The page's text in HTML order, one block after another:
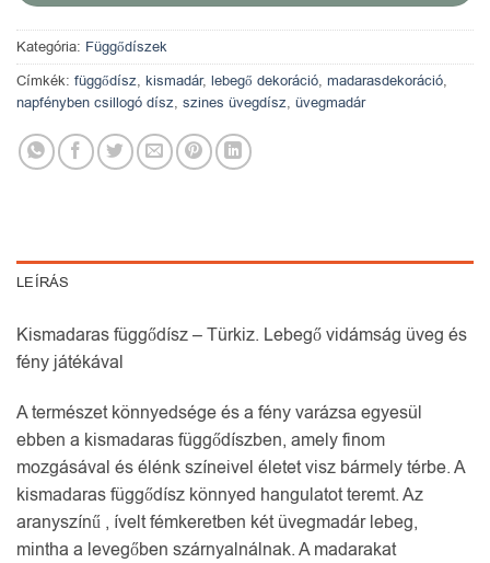
Kategória: Függődíszek
Címkék: függődísz, kismadár, lebegő dekoráció, madarasdekoráció,
napfényben csillogó dísz, szines üvegdísz, üvegmadár
LEÍRÁS
Kismadaras függődísz – Türkiz. Lebegő vidámság üveg és
fény játékával
A természet könnyedsége és a fény varázsa egyesül
ebben a kismadaras függődíszben, amely finom
mozgásával és élénk színeivel életet visz bármely térbe. A
kismadaras függődísz könnyed hangulatot teremt. Az
aranyszínű , ívelt fémkeretben két üvegmadár lebeg,
mintha a levegőben szárnyalnálnak. A madarakat